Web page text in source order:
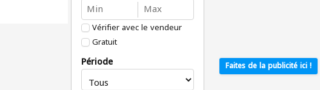
Vérifier avec le vendeur
Gratuit
Période Faites de la publicité ici !